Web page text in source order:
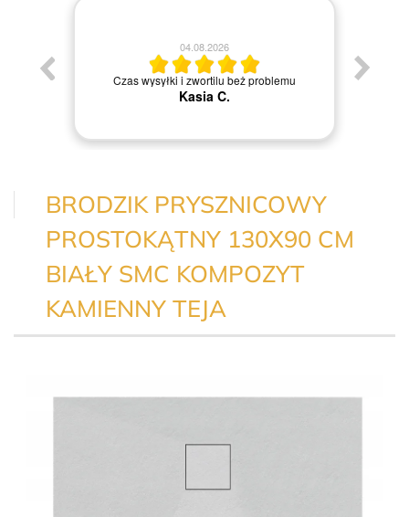
04.08.2026
Czas wysyłki i zwortilu beż problemu
Kasia C.
BRODZIK PRYSZNICOWY
PROSTOKĄTNY 130X90 CM
BIAŁY SMC KOMPOZYT
KAMIENNY TEJA